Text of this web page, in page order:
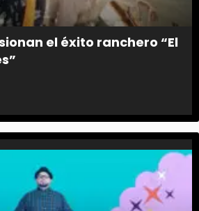
el éxito ranchero “El